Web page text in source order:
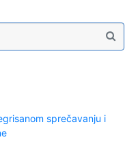
sprečavanju i